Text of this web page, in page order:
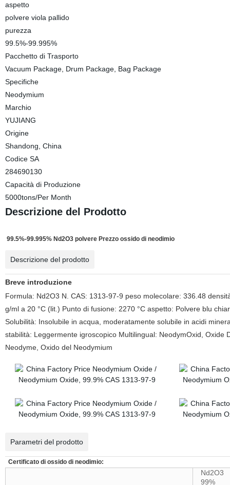
aspetto
polvere viola pallido
purezza
99.5%-99.995%
Pacchetto di Trasporto
Vacuum Package, Drum Package, Bag Package
Specifiche
Neodymium
Marchio
YUJIANG
Origine
Shandong, China
Codice SA
284690130
Capacità di Produzione
5000tons/Per Month
Descrizione del Prodotto
99.5%-99.995%Nd2O3 polvere Prezzo ossido di neodimio
Descrizione del prodotto
Breve introduzione
Formula: Nd2O3 N. CAS: 1313-97-9 peso molecolare: 336.48
g/ml a 20 °C (lit.) Punto di fusione: 2270 °Caspetto: Polvere blu
Solubilità: Insolubile in acqua, moderatamente solubile in acidi
stabilità: Leggermente igroscopico Multilingual: NeodymOxid, Oxide
Neodyme, Oxido del Neodymium
Parametri del prodotto
Certificato di ossido di neodimio:
Nd2O3
99%